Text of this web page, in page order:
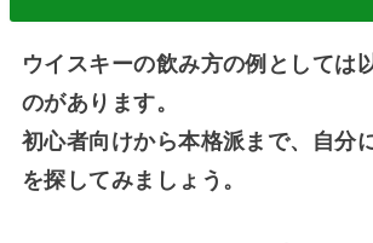
ウイスキーの飲み方の例としては
のがあります。
初心者向けから本格派まで、自分
を探してみましょう。